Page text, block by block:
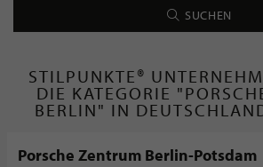
SUCHEN
STILPUNKTE®
DIE KATEGORIE
BERLIN" IN
Porsche Zentrum Berlin-Potsdam